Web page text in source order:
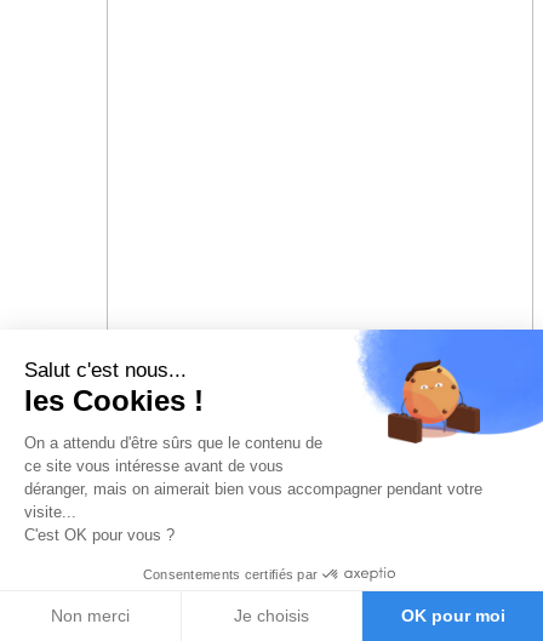
Salut c'est nous...
les Cookies !
On a attendu d'être sûrs que le contenu de
ce site vous intéresse avant de vous
déranger, mais on aimerait bien vous accompagner pendant votre
visite...
C'est OK pour vous ?
Consentements certifiés par
Non merci Je choisis OK pour moi